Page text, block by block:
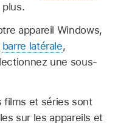
appareil Windows,
barre latérale,
une sous-
films et séries sont
sur les appareils et